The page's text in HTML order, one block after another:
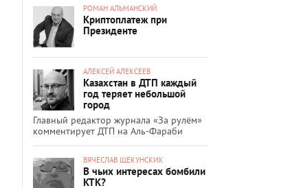
РОМАН АЛЬМАНСКИЙ
Криптоплатеж при
Президенте
АЛЕКСЕЙ АЛЕКСЕЕВ
Казахстан в ДТП каждый
год теряет небольшой
город
Главный редактор журнала «За рулём»
комментирует ДТП на Аль-Фараби
ВЯЧЕСЛАВ ЩЕКУНСКИХ
В чьих интересах бомбили
КТК?